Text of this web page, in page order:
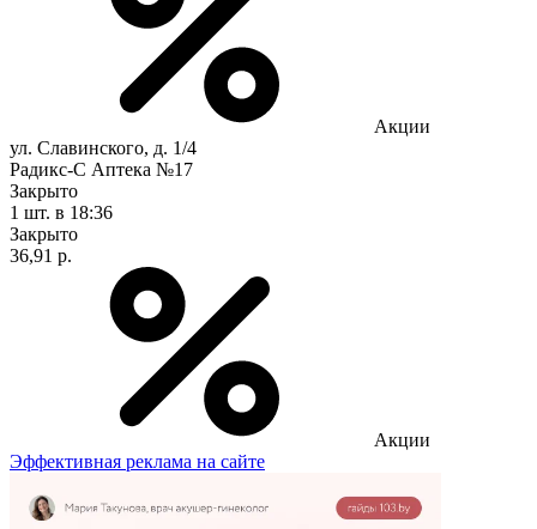
Акции
ул. Славинского, д. 1/4
Радикс-С Аптека №17
Закрыто
1 шт. в 18:36
Закрыто
36,91 р.
Акции
Эффективная реклама на сайте